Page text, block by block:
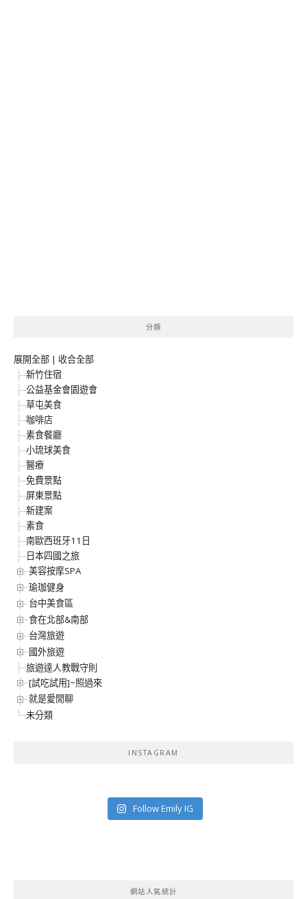
分類
展開全部 | 收合全部
新竹住宿
公益基金會園遊會
草屯美食
咖啡店
素食餐廳
小琉球美食
醫療
免費景點
屏東景點
新建案
素食
南歐西班牙11日
日本四國之旅
美容按摩SPA
瑜珈健身
台中美食區
食在北部&南部
台灣旅遊
國外旅遊
旅遊達人教戰守則
[試吃試用]~照過來
就是愛閒聊
未分類
INSTAGRAM
Follow Emily IG
網站人氣統計